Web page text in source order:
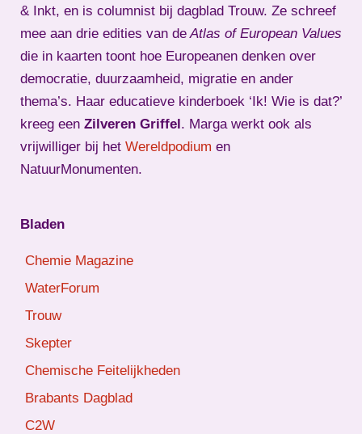
& Inkt, en is columnist bij dagblad Trouw. Ze schreef
mee aan drie edities van deAtlas of European Values
die in kaarten toont hoe Europeanen denken over
democratie, duurzaamheid, migratie en ander
thema’s. Haar educatieve kinderboek ‘Ik! Wie is dat?’
kreeg een Zilveren Griffel . Marga werkt ook als
vrijwilliger bij het Wereldpodium en
NatuurMonumenten.
Bladen
Chemie Magazine
WaterForum
Trouw
Skepter
Chemische Feitelijkheden
Brabants Dagblad
C2W